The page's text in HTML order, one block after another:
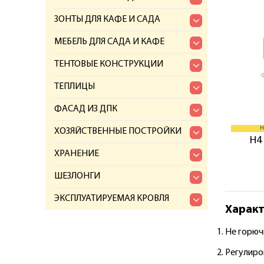
ЗОНТЫ ДЛЯ КАФЕ И САДА
МЕБЕЛЬ ДЛЯ САДА И КАФЕ
ТЕНТОВЫЕ КОНСТРУКЦИИ
ТЕПЛИЦЫ
ФАСАД ИЗ ДПК
ХОЗЯЙСТВЕННЫЕ ПОСТРОЙКИ
ХРАНЕНИЕ
ШЕЗЛОНГИ
ЭКСПЛУАТИРУЕМАЯ КРОВЛЯ
Не